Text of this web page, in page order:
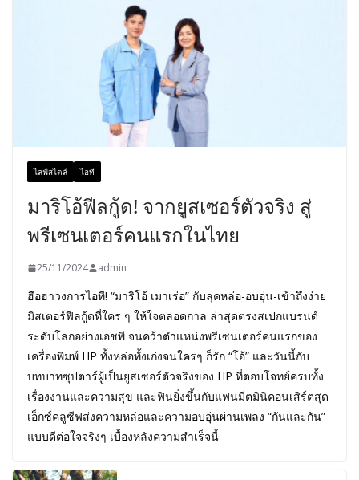
ไลฟ์สไตล์ ไอที
มาริโอ้ฟีลกู้ด! จากยูสเซอร์ตัวจริง สู่
พรีเซนเตอร์คนแรกในไทย
25/11/2024 admin
ฮือฮาวงการไอที! “มาริโอ้ เมาเร่อ” กับลุคหล่อ-อบอุ่น-เข้าถึงง่าย
มิสเตอร์ฟีลกู้ดที่ใคร ๆ ให้ใจตลอดกาล ล่าสุดตรงสเปกแบรนด์
ระดับโลกอย่างเอชพี จนคว้าตำแหน่งพรีเซนเตอร์คนแรกของ
เครื่องพิมพ์ HP ทั้งหล่อทั้งเก่งจนใครๆ ก็รัก “โอ้” และวันนี้กับ
บทบาทซุปตาร์ผู้เป็นยูสเซอร์ตัวจริงของ HP ที่ตอบโจทย์ครบทั้ง
เรื่องงานและความสุข และฟินยิ่งขึ้นกับแฟนมีตมินิคอนเสิร์ตสุด
เอ็กซ์คลูซีฟส่งความหล่อและความอบอุ่นผ่านเพลง “กันและกัน”
แบบดีต่อใจจริงๆ เบื้องหลังความสำเร็จนี้